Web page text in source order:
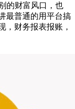
的财富风口，也
最普通的用平台搞
，财务报表报账，